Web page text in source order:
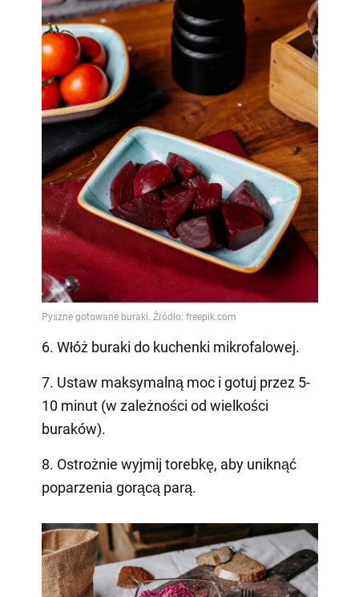
6. Włóż buraki do kuchenki mikrofalowej.
7. Ustaw maksymalną moc i gotuj przez 5-
10 minut (w zależności od wielkości
buraków).
8. Ostrożnie wyjmij torebkę, aby uniknąć
poparzenia gorącą parą.